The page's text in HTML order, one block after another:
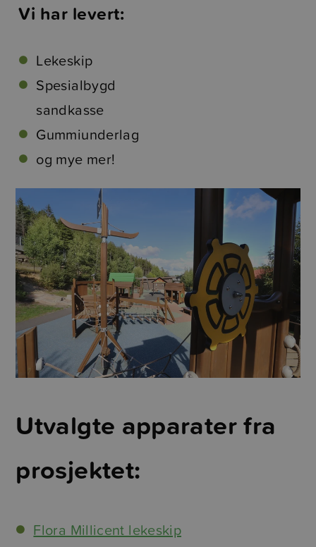
Vi har levert:
Lekeskip
Spesialbygd
sandkasse
Gummiunderlag
og mye mer!
Utvalgte apparater fra
prosjektet:
Flora Millicent lekeskip